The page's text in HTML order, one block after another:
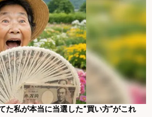
た私が本当に当選した“買い方”がこれ